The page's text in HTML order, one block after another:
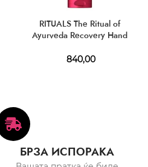
RITUALS The Ritual of
Ayurveda Recovery Hand
840,00
БРЗА ИСПОРАКА